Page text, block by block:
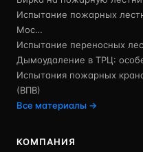
Испытание пожарных
Мос…
Испытание переносных
Дымоудаление в ТРЦ:
Испытания пожарных
(ВПВ)
Все материалы →
КОМПАНИЯ